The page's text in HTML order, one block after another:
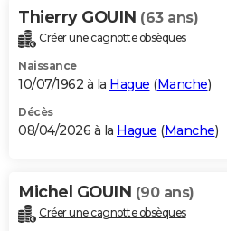
Thierry GOUIN (63 ans)
Créer une cagnotte obsèques
Naissance
10/07/1962 à la Hague (Manche)
Décès
08/04/2026 à la Hague (Manche)
Michel GOUIN (90 ans)
Créer une cagnotte obsèques